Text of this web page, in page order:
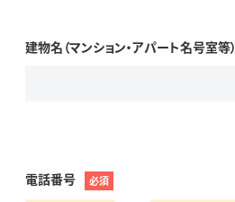
建物名（マンション・アパート名号室等）
電話番号 必須